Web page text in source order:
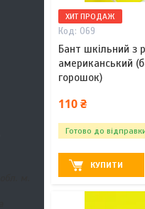
ХИТ ПРОДАЖ
069
Бант шкільний з
американський
горошок)
110 ₴
Готово до
КУПИТИ